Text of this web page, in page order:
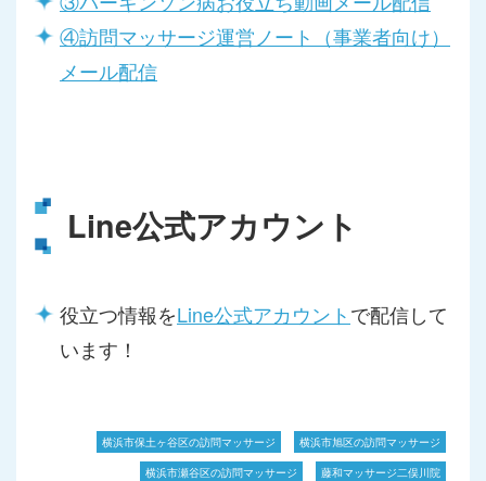
④訪問マッサージ運営ノート（事業者向け）
メール配信
Line公式アカウント
役立つ情報をLine公式アカウントで配信して
います！
横浜市保土ヶ谷区の訪問マッサージ
横浜市旭区の訪問マッサージ
横浜市瀬谷区の訪問マッサージ
藤和マッサージ二俣川院